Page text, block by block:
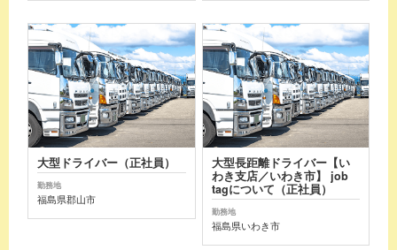
大型ドライバー（正社員）
勤務地
福島県郡山市
大型長距離ドライバー【い
わき支店／いわき市】 job
tagについて（正社員）
勤務地
福島県いわき市